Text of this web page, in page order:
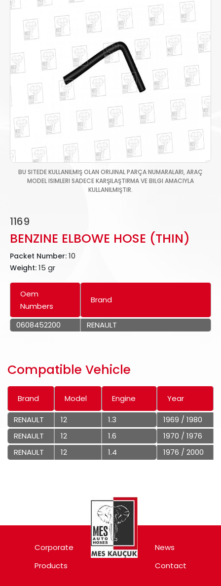
BU SITEDE KULLANILMIŞ OLAN ORIJINAL PARÇA NUMARALARI, ARAÇ
MODEL ISIMLERI SADECE KARŞILAŞTIRMA VE BILGI AMACIYLA
KULLANILMIŞTIR.
1169
BENZINE ELBOWE HOSE (THIN)
Packet Number: 10
Weight: 15 gr
Oem
Numbers
Brand
0608452200 RENAULT
Compatible Vehicle
Brand Model Engine Year
RENAULT 12 1.3
1969 / 1980
RENAULT
12 1.6
1970 / 1976
RENAULT
12 1.4 1976 / 2000
Corporate
Products
News
Contact